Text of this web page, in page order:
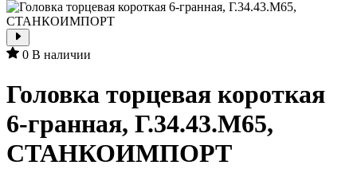
0 В наличии
Головка торцевая короткая
6-гранная, Г.34.43.М65,
СТАНКОИМПОРТ